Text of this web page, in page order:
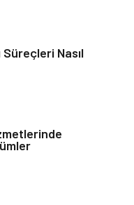
& Çocuk
Nasıl